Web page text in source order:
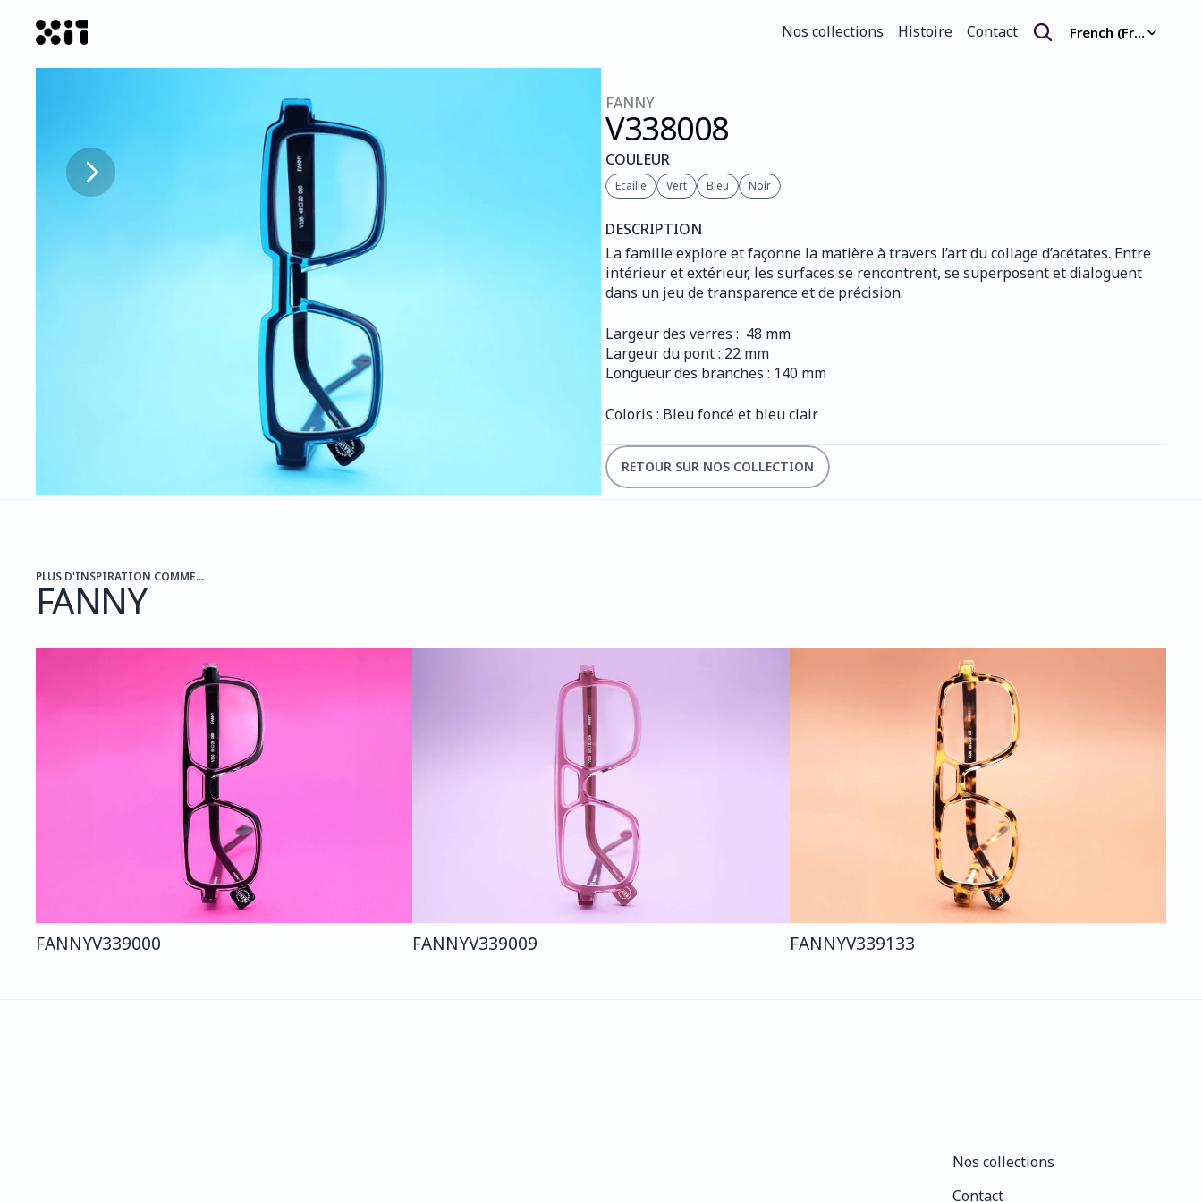
Nos collections
Histoire
Contact
French (France)
FANNY
V338008
COULEUR
Ecaille Vert Bleu Noir
DESCRIPTION
La famille explore et façonne la matière à travers l’art du collage d’acétates. Entre
intérieur et extérieur, les surfaces se rencontrent, se superposent et dialoguent
dans un jeu de transparence et de précision.
Largeur des verres :  48 mm
Largeur du pont : 22 mm
Longueur des branches : 140 mm
Coloris : Bleu foncé et bleu clair
RETOUR SUR NOS COLLECTION
PLUS D'INSPIRATION COMME...
FANNY
FANNYV339000 FANNYV339009 FANNYV339133
Nos collections
Contact